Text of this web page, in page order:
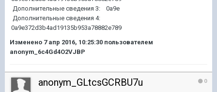
Дополнительные сведения 3: 0a9e
Дополнительные сведения 4:
0a9e372d3b4ad19135b953a78882e789
Изменено 7 апр 2016, 10:25:30 пользователем
anonym_6c4Gd4O2VJBP
0
anonym_GLtcsGCRBU7u